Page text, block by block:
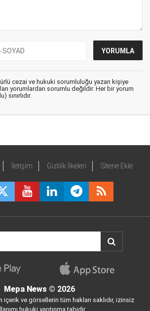
cezai ve hukuki sorumluluğu yazan kişiye
yorumlardan sorumlu değildir. Her bir yorum
sınırlıdır.
İletişim Gizlilik İlkeleri Sitene Ekle
Mepa News © 2026
içerik ve görsellerin tüm hakları saklıdır, izinsiz
hukuki yaptırıma tabidir.